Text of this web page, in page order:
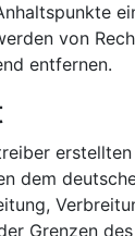
von
entfernen.
dem
Grenzen